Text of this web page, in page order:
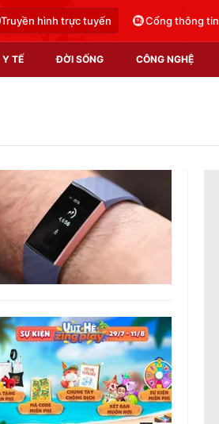
Truyền hình trực tuyến Cổng thông tin
Y TẾ ĐỜI SỐNG CÔNG NGHỆ
Video
Shorts video
Podcast
EMagazine
Photo
Infographic
Góc ảnh